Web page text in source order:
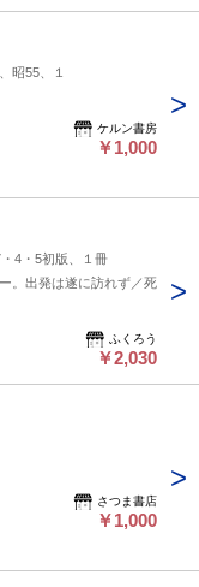
昭55、１
ケルン書房
￥1,000
4・5初版、１冊
。出発は遂に訪れず／死
ふくろう
￥2,030
さつま書店
￥1,000